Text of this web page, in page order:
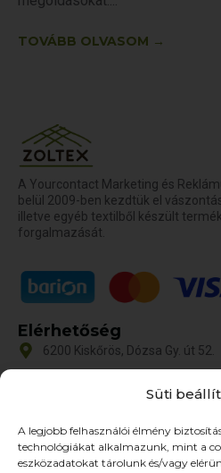
Süti
A legjobb felhasználói élmény
technológiákat alkalmazunk, mint a
eszközadatokat tárolunk és/vagy
TOVÁBB OLVASOM →
A Yourcontact Marketing és
belül 2009-ben kezdtük el
illetve egyéb textilből készült
forgalmazását.
Elérhetőség
6200 Kiskőrös, Dózsa Gy. út 52.
Nyitvatartás
Hétfő-Péntek: 9:00-17:00